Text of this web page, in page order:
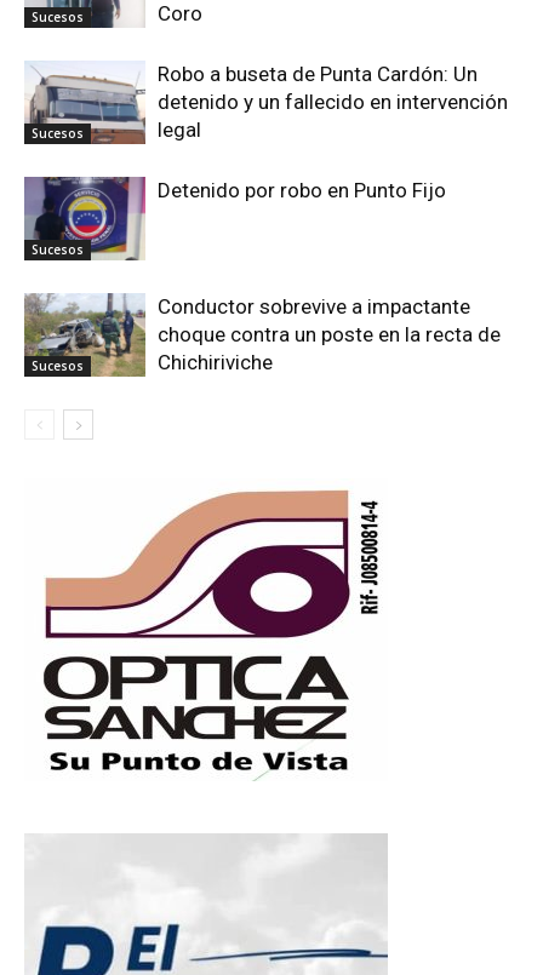
Sucesos
Coro
Sucesos
Robo a buseta de Punta Cardón: Un
detenido y un fallecido en intervención
legal
Sucesos
Detenido por robo en Punto Fijo
Sucesos
Conductor sobrevive a impactante
choque contra un poste en la recta de
Chichiriviche